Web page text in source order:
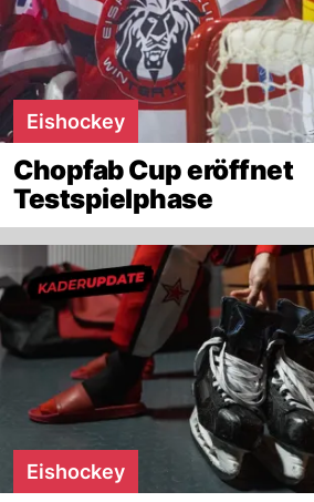
Eishockey
Chopfab Cup eröffnet
Testspielphase
Eishockey